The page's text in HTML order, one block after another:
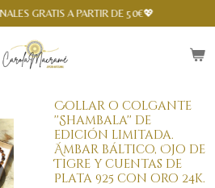
GRATIS A PARTIR DE 50€💖
Collar o colgante
''Shambala'' de
edición limitada.
Ámbar báltico, Ojo de
Tigre y cuentas de
Plata 925 con oro 24k.
Spanish